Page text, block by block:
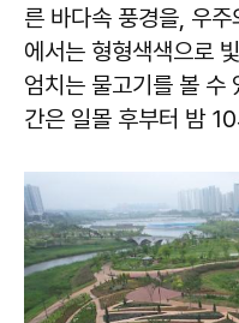
른 바다속 풍경을, 우주
에서는 형형색색으로
엄치는 물고기를 볼 수
간은 일몰 후부터 밤